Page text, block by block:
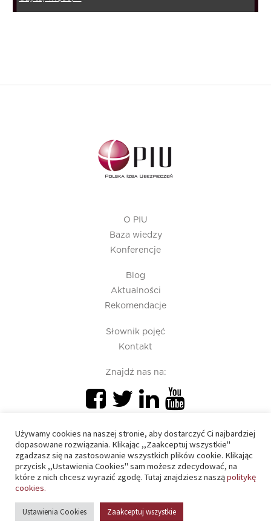
O PIU
Baza wiedzy
Konferencje
Blog
Aktualności
Rekomendacje
Słownik pojęć
Kontakt
Znajdź nas na:
PIU 2020 © All right reserved
Polityka cookies
Używamy cookies na naszej stronie, aby dostarczyć Ci najbardziej
dopasowane rozwiązania. Klikając ,,Zaakceptuj wszystkie"
zgadzasz się na zastosowanie wszystkich plików cookie. Klikając
przycisk ,,Ustawienia Cookies" sam możesz zdecydować, na
które z nich chcesz wyrazić zgodę. Tutaj znajdziesz nasząpolitykę
cookies.
Ustawienia Cookies Zaakceptuj wszystkie